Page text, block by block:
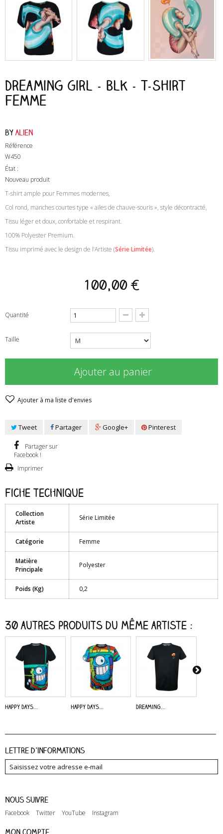
Dreaming Girl - Blk - T-Shirt
Femme
byAlien
Référence
W450
État :
Nouveau produit
T-shirt ample pour Femmes modernes,
Col rond, manches courtes type « ailes de chauve-souris », style décontracté,
Tissu léger et doux, confortable et respirant.
100% Polyester Premium.
Tissu imprimé avec le design de l’Artiste (Série Limitée).
100,00 €
Quantité
Taille
Ajouter au panier
Ajouter à ma liste d'envies
Tweet Partager Google+ Pinterest
Partager sur
Facebook !
Imprimer
Fiche technique
Collection
Artiste
Série Limitée
Catégorie Femme
Matière
Principale
Polyester
Poids (Kg) 0,2
30 autres produits du même artiste :
Happy Days... Happy Days... Dreaming...
Lettre d'informations
Nous suivre
Facebook Twitter YouTube Instagram